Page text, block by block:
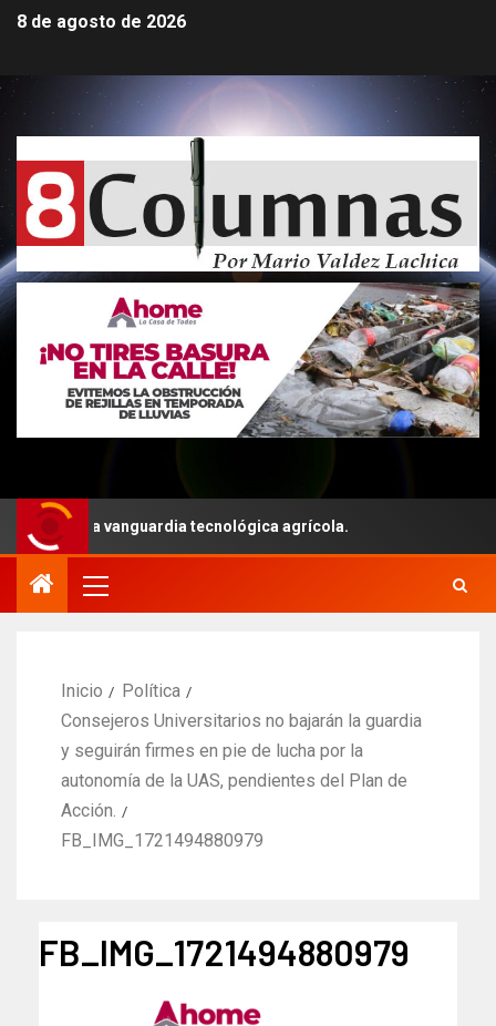
8 de agosto de 2026
con la vanguardia tecnológica agrícola.
Inicio
Política
Consejeros Universitarios no bajarán la guardia
y seguirán firmes en pie de lucha por la
autonomía de la UAS, pendientes del Plan de
Acción.
FB_IMG_1721494880979
FB_IMG_1721494880979